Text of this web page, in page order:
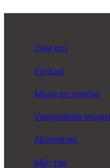
Over ons
Contact
Missie en selectie
Veelgestelde vragen
Abonneren
Mijn 360